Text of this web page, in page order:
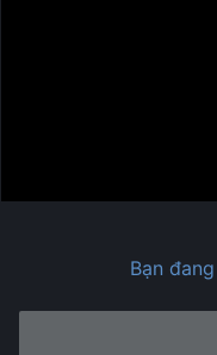
Bạn